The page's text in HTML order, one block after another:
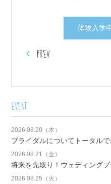
体験入学
PREV
EVENT
2026.08.20（木）
ブライダルについてトータル
2026.08.21（金）
将来を先取り！ウェディング
2026.08.25（火）